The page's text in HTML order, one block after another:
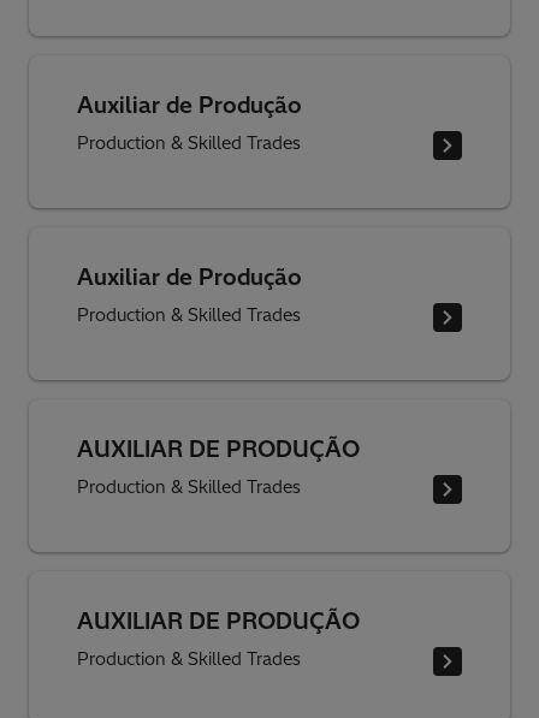
Auxiliar de Produção
Production & Skilled Trades
Auxiliar de Produção
Production & Skilled Trades
AUXILIAR DE PRODUÇÃO
Production & Skilled Trades
AUXILIAR DE PRODUÇÃO
Production & Skilled Trades